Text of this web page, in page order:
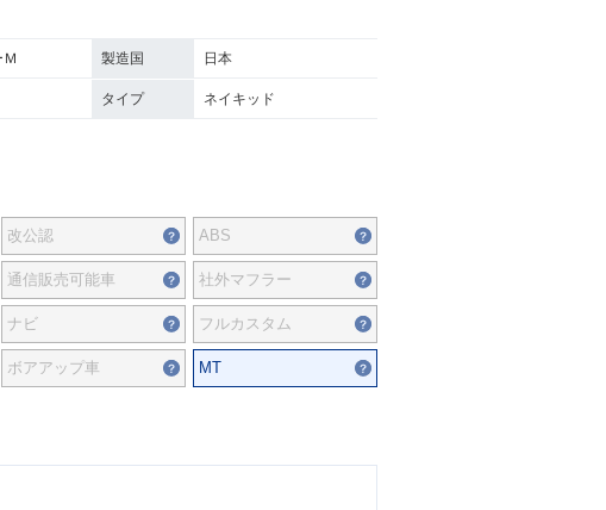
製造国 日本
タイプ ネイキッド
改公認 ABS
通信販売可能車 社外マフラー
ナビ フルカスタム
ボアアップ車 MT